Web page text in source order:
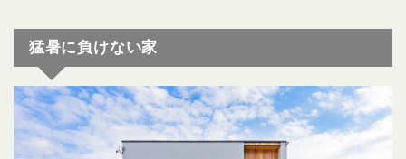
猛暑に負けない家